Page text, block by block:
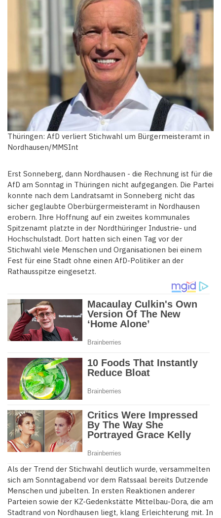
Thüringen: AfD verliert Stichwahl um Bürgermeisteramt in
Nordhausen/MMSInt
Erst Sonneberg, dann Nordhausen - die Rechnung ist für die
AfD am Sonntag in Thüringen nicht aufgegangen. Die Partei
konnte nach dem Landratsamt in Sonneberg nicht das
sicher geglaubte Oberbürgermeisteramt in Nordhausen
erobern. Ihre Hoffnung auf ein zweites kommunales
Spitzenamt platzte in der Nordthüringer Industrie- und
Hochschulstadt. Dort hatten sich einen Tag vor der
Stichwahl viele Menschen und Organisationen bei einem
Fest für eine Stadt ohne einen AfD-Politiker an der
Rathausspitze eingesetzt.
Als der Trend der Stichwahl deutlich wurde, versammelten
sich am Sonntagabend vor dem Ratssaal bereits Dutzende
Menschen und jubelten. In ersten Reaktionen anderer
Parteien sowie der KZ-Gedenkstätte Mittelbau-Dora, die am
Stadtrand von Nordhausen liegt, klang Erleichterung mit. In